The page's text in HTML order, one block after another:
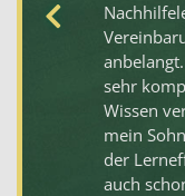
sehr
Wissen
mein
der
auch